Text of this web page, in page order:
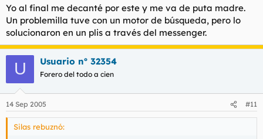
Yo al final me decanté por este y me va de puta madre.
Un problemilla tuve con un motor de búsqueda, pero lo
solucionaron en un plis a través del messenger.
U Usuario nº 32354
Forero del todo a cien
14 Sep 2005 #11
Silas rebuznó: